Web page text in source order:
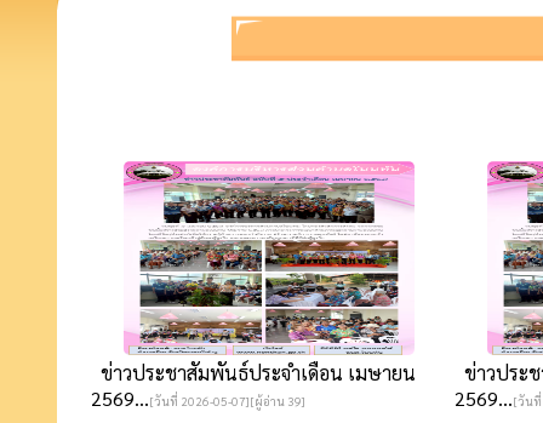
ข่าวประชาสัมพันธ์ประจำเดือน เมษายน
2569...[วันที่ 2026-05-07][ผู้อ่าน 39]
ข่าวประ
2569...[วันที่